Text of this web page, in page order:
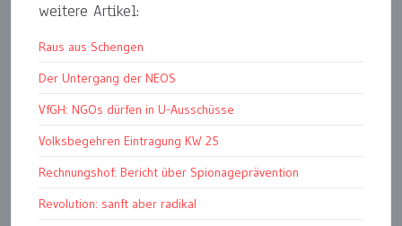
weitere Artikel:
Raus aus Schengen
Der Untergang der NEOS
VfGH: NGOs dürfen in U-Ausschüsse
Volksbegehren Eintragung KW 25
Rechnungshof: Bericht über Spionageprävention
Revolution: sanft aber radikal